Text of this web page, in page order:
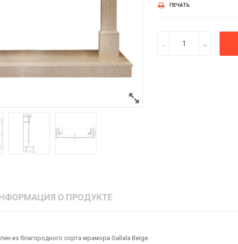
ПЕЧАТЬ
О ПРОДУКТЕ
из благородного сорта мрамора Gallala Beige.